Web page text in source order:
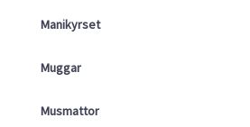
Manikyrset
Muggar
Musmattor